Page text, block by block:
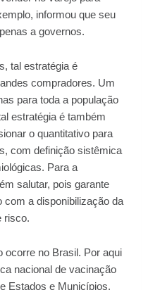
informou que seu
a governos.
tal estratégia é
compradores. Um
para toda a população
estratégia é também
o quantitativo para
com definição sistêmica
Para a
salutar, pois garante
com a disponibilização da
risco.
ocorre no Brasil. Por aqui
nacional de vacinação
Estados e Municípios.